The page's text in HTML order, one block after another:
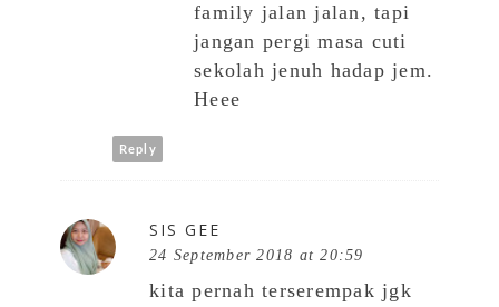
family jalan jalan, tapi
jangan pergi masa cuti
sekolah jenuh hadap jem.
Heee
Reply
SIS GEE
24 September 2018 at 20:59
kita pernah terserempak jgk